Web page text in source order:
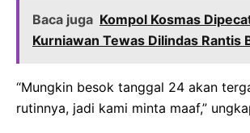
Baca juga Kompol Kosmas
Kurniawan Tewas Dilindas Rantis
“Mungkin besok tanggal 24 akan
rutinnya, jadi kami minta maaf,”